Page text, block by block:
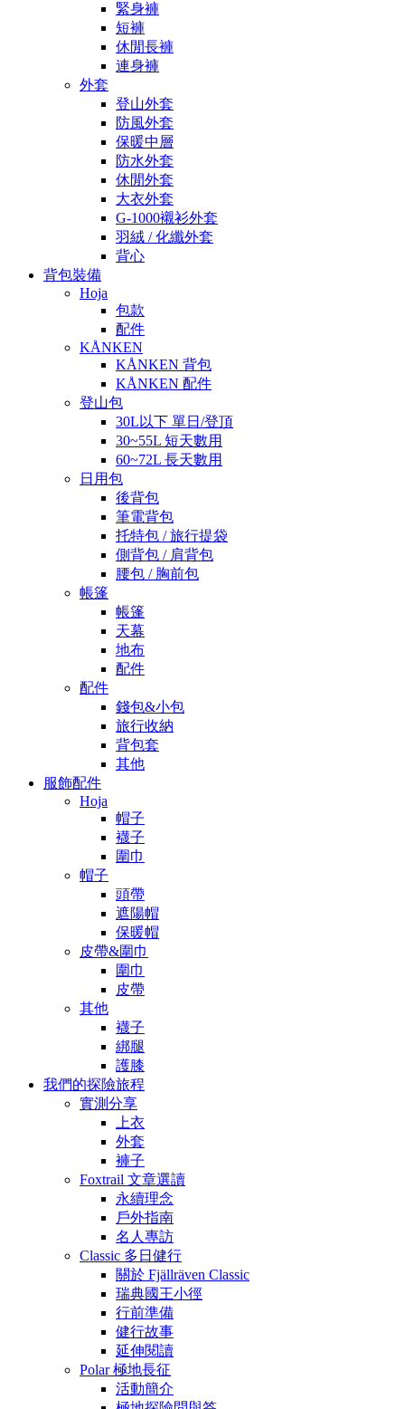
緊身褲
短褲
休閒長褲
連身褲
外套
登山外套
防風外套
保暖中層
防水外套
休閒外套
大衣外套
G-1000襯衫外套
羽絨 / 化纖外套
背心
背包裝備
Hoja
包款
配件
KÅNKEN
KÅNKEN 背包
KÅNKEN 配件
登山包
30L以下 單日/登頂
30~55L 短天數用
60~72L 長天數用
日用包
後背包
筆電背包
托特包 / 旅行提袋
側背包 / 肩背包
腰包 / 胸前包
帳篷
帳篷
天幕
地布
配件
配件
錢包&小包
旅行收納
背包套
其他
服飾配件
Hoja
帽子
襪子
圍巾
帽子
頭帶
遮陽帽
保暖帽
皮帶&圍巾
圍巾
皮帶
其他
襪子
綁腿
護膝
我們的探險旅程
實測分享
上衣
外套
褲子
Foxtrail 文章選讀
永續理念
戶外指南
名人專訪
Classic 多日健行
關於 Fjällräven Classic
瑞典國王小徑
行前準備
健行故事
延伸閱讀
Polar 極地長征
活動簡介